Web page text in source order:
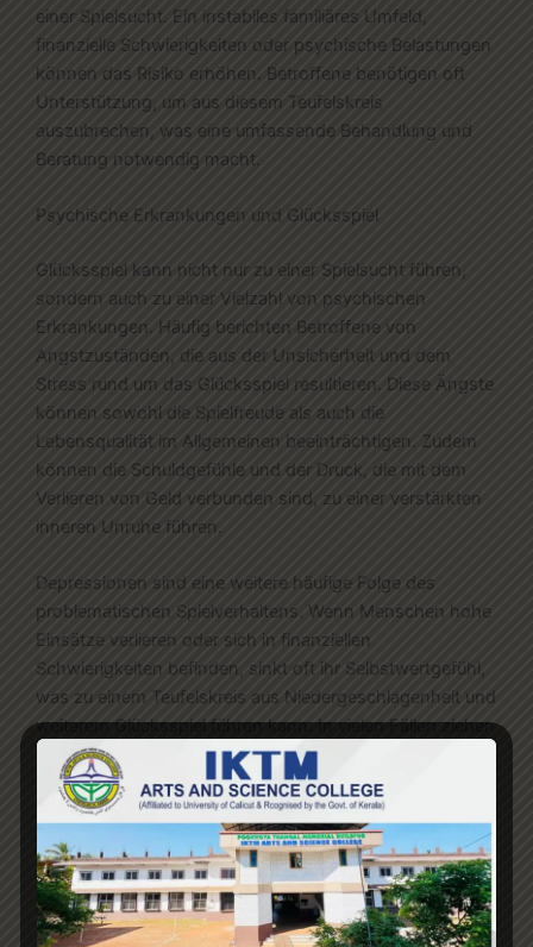
einer Spielsucht. Ein instabiles familiäres Umfeld,
finanzielle Schwierigkeiten oder psychische Belastungen
können das Risiko erhöhen. Betroffene benötigen oft
Unterstützung, um aus diesem Teufelskreis
auszubrechen, was eine umfassende Behandlung und
Beratung notwendig macht.
Psychische Erkrankungen und Glücksspiel
Glücksspiel kann nicht nur zu einer Spielsucht führen,
sondern auch zu einer Vielzahl von psychischen
Erkrankungen. Häufig berichten Betroffene von
Angstzuständen, die aus der Unsicherheit und dem
Stress rund um das Glücksspiel resultieren. Diese Ängste
können sowohl die Spielfreude als auch die
Lebensqualität im Allgemeinen beeinträchtigen. Zudem
können die Schuldgefühle und der Druck, die mit dem
Verlieren von Geld verbunden sind, zu einer verstärkten
inneren Unruhe führen.
Depressionen sind eine weitere häufige Folge des
problematischen Spielverhaltens. Wenn Menschen hohe
Einsätze verlieren oder sich in finanziellen
Schwierigkeiten befinden, sinkt oft ihr Selbstwertgefühl,
was zu einem Teufelskreis aus Niedergeschlagenheit und
weiterem Glücksspiel führen kann. In vielen Fällen ziehen
sich Betroffene sozial zurück, was die Symptome der
Depression verstärken kann.
Der Umgang mit psychischen Erkrankungen im
Zusammenhang mit Glücksspiel erfordert ein
ganzheitliches Konzept. Therapeuten und Psychologen
arbeiten oft mit Betroffenen, um Strategien zur